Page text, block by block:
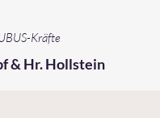
Kräfte
& Hr. Hollstein